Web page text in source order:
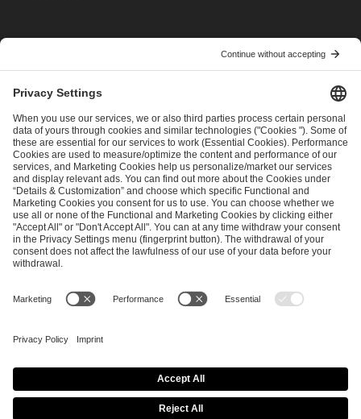
andPrivacy Policy
SEND MESSAGE
CAREER MEDIA RIGHTS
Imprint
Privacy Policy Cookie Policy
Terms of Use
Copyright Policy
Procurement Policy Whistleblowing